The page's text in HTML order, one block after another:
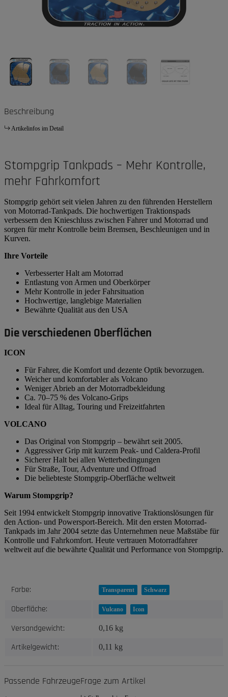
Beschreibung
Artikelinfos im Detail
Stompgrip Tankpads – Mehr Kontrolle,
mehr Fahrkomfort
Stompgrip gehört seit vielen Jahren zu den führenden Herstellern
von Motorrad-Tankpads. Die hochwertigen Traktionspads
verbessern den Knieschluss zwischen Fahrer und Motorrad und
sorgen für mehr Kontrolle beim Bremsen, Beschleunigen und in
Kurven.
Ihre Vorteile
Verbesserter Halt am Motorrad
Entlastung von Armen und Oberkörper
Mehr Kontrolle in jeder Fahrsituation
Hochwertige, langlebige Materialien
Bewährte Qualität aus den USA
Die verschiedenen Oberflächen
ICON
Für Fahrer, die Komfort und dezente Optik bevorzugen.
Weicher und komfortabler als Volcano
Weniger Abrieb an der Motorradbekleidung
Ca. 70–75 % des Volcano-Grips
Ideal für Alltag, Touring und Freizeitfahrten
VOLCANO
Das Original von Stompgrip – bewährt seit 2005.
Aggressiver Grip mit kurzem Peak- und Caldera-Profil
Sicherer Halt bei allen Wetterbedingungen
Für Straße, Tour, Adventure und Offroad
Die beliebteste Stompgrip-Oberfläche weltweit
Warum Stompgrip?
Seit 1994 entwickelt Stompgrip innovative Traktionslösungen für
den Action- und Powersport-Bereich. Mit den ersten Motorrad-
Tankpads im Jahr 2004 setzte das Unternehmen neue Maßstäbe für
Kontrolle und Fahrkomfort. Heute vertrauen Motorradfahrer
weltweit auf die bewährte Qualität und Performance von Stompgrip.
Produkteigenschaft
Wert
Farbe: Transparent Schwarz
Oberfläche: Vulcano Icon
Versandgewicht: 0,16 kg
Artikelgewicht: 0,11 kg
Passende FahrzeugeFrage zum Artikel